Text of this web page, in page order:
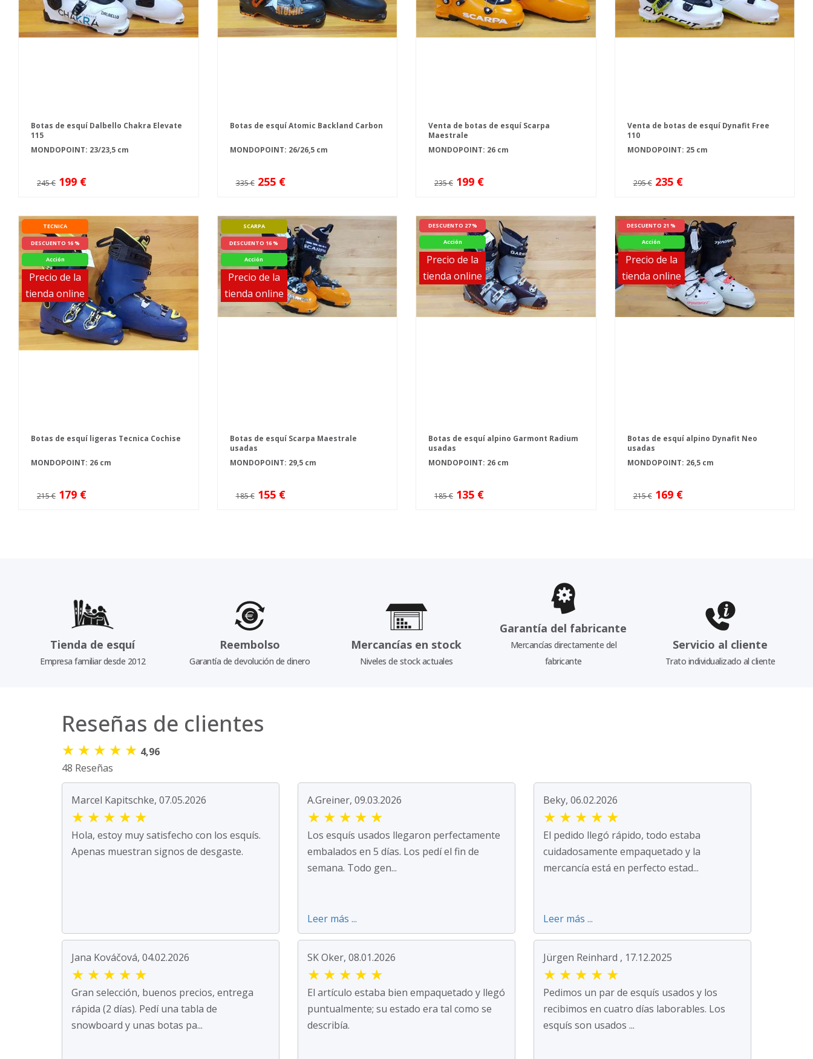
Botas de esquí Dalbello Chakra Elevate
115
MONDOPOINT: 23/23,5 cm
245 € 199 €
Botas de esquí Atomic Backland Carbon
MONDOPOINT: 26/26,5 cm
335 € 255 €
Venta de botas de esquí Scarpa
Maestrale
MONDOPOINT: 26 cm
235 € 199 €
Venta de botas de esquí Dynafit Free
110
MONDOPOINT: 25 cm
295 € 235 €
TECNICA
DESCUENTO 16 %
Acción
Precio de la
tienda online
Botas de esquí ligeras Tecnica Cochise
MONDOPOINT: 26 cm
215 € 179 €
SCARPA
DESCUENTO 16 %
Acción
Precio de la
tienda online
Botas de esquí Scarpa Maestrale
usadas
MONDOPOINT: 29,5 cm
185 € 155 €
DESCUENTO 27 %
Acción
Precio de la
tienda online
Botas de esquí alpino Garmont Radium
usadas
MONDOPOINT: 26 cm
185 € 135 €
DESCUENTO 21 %
Acción
Precio de la
tienda online
Botas de esquí alpino Dynafit Neo
usadas
MONDOPOINT: 26,5 cm
215 € 169 €
Tienda de esquí
Empresa familiar desde 2012
Reembolso
Garantía de devolución de dinero
Mercancías en stock
Niveles de stock actuales
Garantía del fabricante
Mercancías directamente del
fabricante
Servicio al cliente
Trato individualizado al cliente
Reseñas de clientes
★ ★ ★ ★ ★ 4,96
48 Reseñas
Marcel Kapitschke, 07.05.2026
★ ★ ★ ★ ★
Hola, estoy muy satisfecho con los esquís.
Apenas muestran signos de desgaste.
A.Greiner, 09.03.2026
★ ★ ★ ★ ★
Los esquís usados llegaron perfectamente
embalados en 5 días. Los pedí el fin de
semana. Todo gen...
Leer más ...
Beky, 06.02.2026
★ ★ ★ ★ ★
El pedido llegó rápido, todo estaba
cuidadosamente empaquetado y la
mercancía está en perfecto estad...
Leer más ...
Jana Kováčová, 04.02.2026
★ ★ ★ ★ ★
Gran selección, buenos precios, entrega
rápida (2 días). Pedí una tabla de
snowboard y unas botas pa...
SK Oker, 08.01.2026
★ ★ ★ ★ ★
El artículo estaba bien empaquetado y llegó
puntualmente; su estado era tal como se
describía.
Jürgen Reinhard , 17.12.2025
★ ★ ★ ★ ★
Pedimos un par de esquís usados y los
recibimos en cuatro días laborables. Los
esquís son usados ...